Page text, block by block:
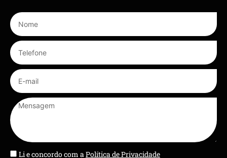
Li e concordo com aPolítica de Privacidade